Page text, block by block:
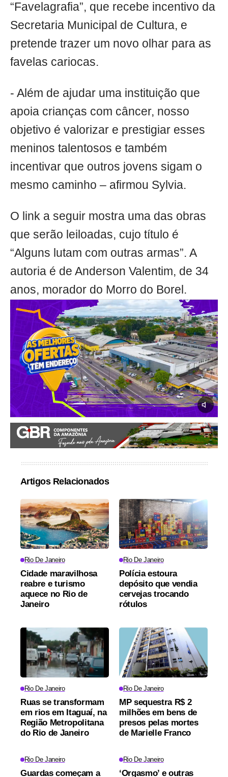
“Favelagrafia”, que recebe incentivo da
Secretaria Municipal de Cultura, e
pretende trazer um novo olhar para as
favelas cariocas.
- Além de ajudar uma instituição que
apoia crianças com câncer, nosso
objetivo é valorizar e prestigiar esses
meninos talentosos e também
incentivar que outros jovens sigam o
mesmo caminho – afirmou Sylvia.
O link a seguir mostra uma das obras
que serão leiloadas, cujo título é
“Alguns lutam com outras armas”. A
autoria é de Anderson Valentim, de 34
anos, morador do Morro do Borel.
Artigos Relacionados
Rio De Janeiro
Cidade maravilhosa
reabre e turismo
aquece no Rio de
Janeiro
Rio De Janeiro
Polícia estoura
depósito que vendia
cervejas trocando
rótulos
Rio De Janeiro
Ruas se transformam
em rios em Itaguaí, na
Região Metropolitana
do Rio de Janeiro
Rio De Janeiro
MP sequestra R$ 2
milhões em bens de
presos pelas mortes
de Marielle Franco
Rio De Janeiro
Guardas começam a
Rio De Janeiro
‘Orgasmo’ e outras